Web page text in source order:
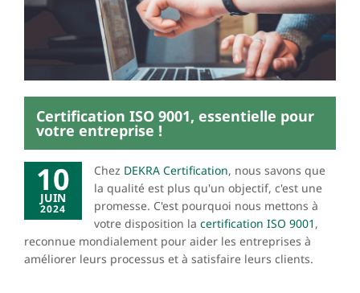
Certification ISO 9001, essentielle pour
votre entreprise !
10
JUIN
2024
Chez DEKRA Certification, nous savons que
la qualité est plus qu'un objectif, c'est une
promesse. C'est pourquoi nous mettons à
votre disposition la certification ISO 9001 ,
reconnue mondialement pour aider les entreprises à
améliorer leurs processus et à satisfaire leurs clients.